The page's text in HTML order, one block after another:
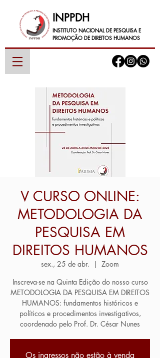
INPPDH
INSTITUTO NACIONAL DE PESQUISA E
PROMOÇÃO DE DIREITOS HUMANOS
V CURSO ONLINE:
METODOLOGIA DA
PESQUISA EM
DIREITOS HUMANOS
sex., 25 de abr.
  |
Zoom
Inscreva-se na Quinta Edição do nosso curso
METODOLOGIA DA PESQUISA EM DIREITOS
HUMANOS: fundamentos históricos e
políticos e procedimentos investigativos,
coordenado pelo Prof. Dr. César Nunes
Os ingressos não estão à venda